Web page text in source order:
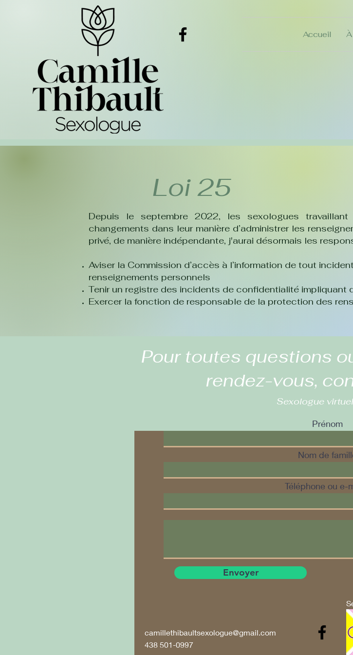
Accueil
Loi 25
Depuis le septembre 2022, les sexologues
changements dans leur manière d’administrer les
privé, de manière indépendante, j'aurai désormais les
Aviser la Commission d’accès à l’information de tout
renseignements personnels
Tenir un registre des incidents de confidentialité impliquant
Exercer la fonction de responsable de la protection des
Pour toutes questions
rendez-vous,
Sexologue
Prénom
Nom de
Téléphone ou e-
Envoyer
camillethibaultsexologue@gmail.com
438 501-0997